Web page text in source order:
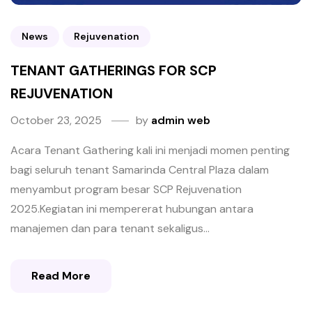
News Rejuvenation
TENANT GATHERINGS FOR SCP
REJUVENATION
October 23, 2025 by admin web
Acara Tenant Gathering kali ini menjadi momen penting
bagi seluruh tenant Samarinda Central Plaza dalam
menyambut program besar SCP Rejuvenation
2025.Kegiatan ini mempererat hubungan antara
manajemen dan para tenant sekaligus...
Read More